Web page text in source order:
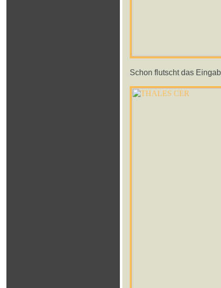
Schon flutscht das